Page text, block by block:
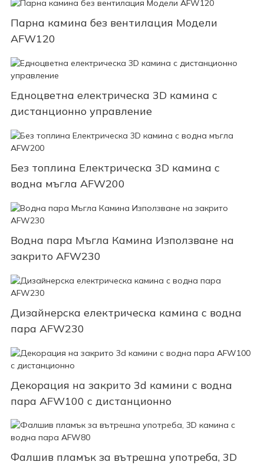
Парна камина без вентилация Модели
AFW120
Едноцветна електрическа 3D камина с
дистанционно управление
Без топлина Електрическа 3D камина с
водна мъгла AFW200
Водна пара Мъгла Камина Използване на
закрито AFW230
Дизайнерска електрическа камина с водна
пара AFW230
Декорация на закрито 3d камини с водна
пара AFW100 с дистанционно
Фалшив пламък за вътрешна употреба, 3D